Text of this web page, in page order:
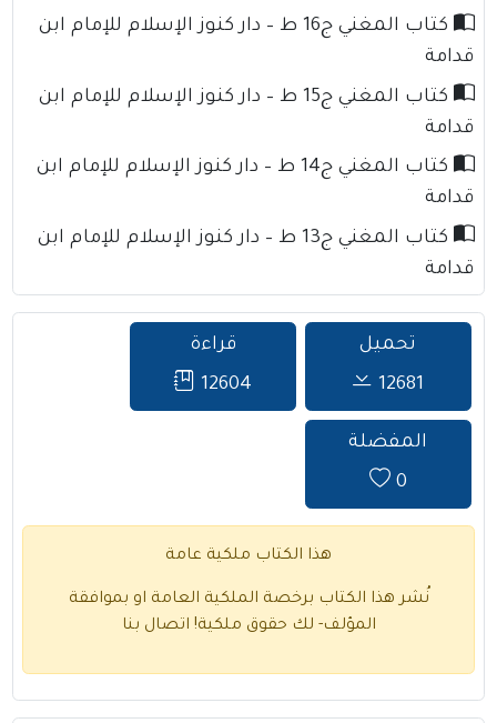
كتاب المغني ج16 ط – دار كنوز الإسلام للإمام ابن
قدامة
كتاب المغني ج15 ط – دار كنوز الإسلام للإمام ابن
قدامة
كتاب المغني ج14 ط – دار كنوز الإسلام للإمام ابن
قدامة
كتاب المغني ج13 ط – دار كنوز الإسلام للإمام ابن
قدامة
تحميل
12681
قراءة
12604
المفضلة
0
هذا الكتاب ملكية عامة
نُشر هذا الكتاب برخصة الملكية العامة او بموافقة
المؤلف- لك حقوق ملكية! اتصال بنا